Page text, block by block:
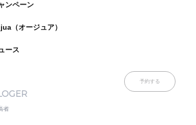
予約する
ンペーン
（オージュア）
ース
者